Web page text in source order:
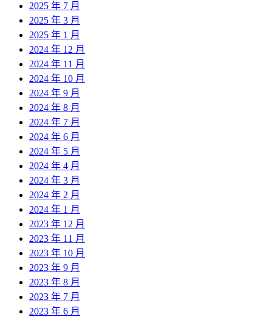
2025 年 7 月
2025 年 3 月
2025 年 1 月
2024 年 12 月
2024 年 11 月
2024 年 10 月
2024 年 9 月
2024 年 8 月
2024 年 7 月
2024 年 6 月
2024 年 5 月
2024 年 4 月
2024 年 3 月
2024 年 2 月
2024 年 1 月
2023 年 12 月
2023 年 11 月
2023 年 10 月
2023 年 9 月
2023 年 8 月
2023 年 7 月
2023 年 6 月